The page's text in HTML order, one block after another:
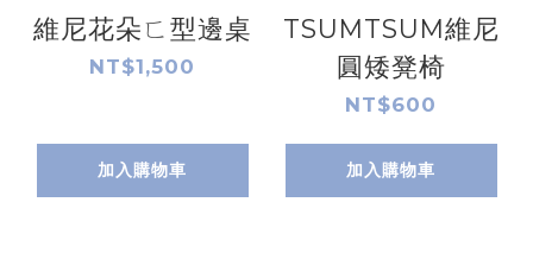
維尼花朵ㄈ型邊桌
NT$1,500
加入購物車
TSUMTSUM維尼
圓矮凳椅
NT$600
加入購物車